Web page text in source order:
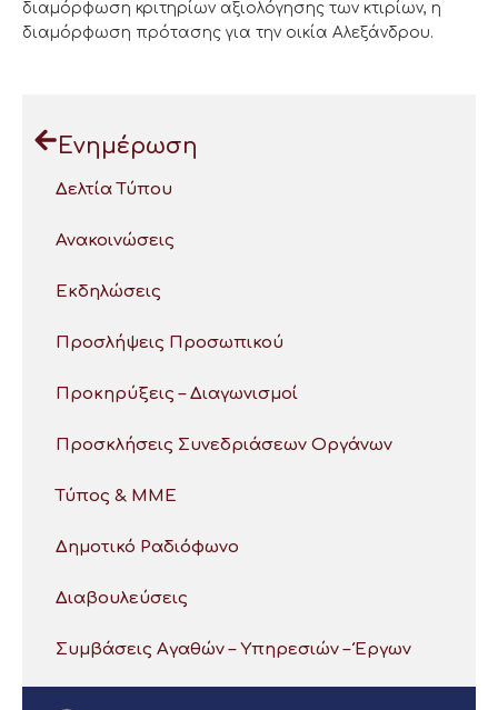
διαμόρφωση κριτηρίων αξιολόγησης των κτιρίων, η
διαμόρφωση πρότασης για την οικία Αλεξάνδρου.
Ενημέρωση
Δελτία Τύπου
Ανακοινώσεις
Εκδηλώσεις
Προσλήψεις Προσωπικού
Προκηρύξεις – Διαγωνισμοί
Προσκλήσεις Συνεδριάσεων Οργάνων
Τύπος & ΜΜΕ
Δημοτικό Ραδιόφωνο
Διαβουλεύσεις
Συμβάσεις Αγαθών – Υπηρεσιών – Έργων